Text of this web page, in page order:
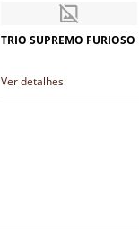
TRIO SUPREMO FURIOSO
Ver detalhes